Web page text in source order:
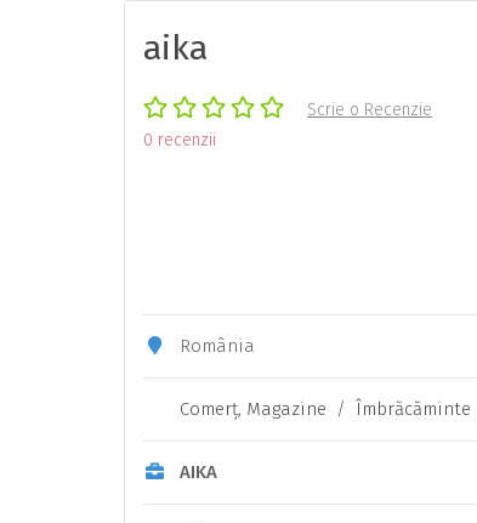
aika
Scrie o Recenzie
0 recenzii
România
Comerţ, Magazine / Îmbrăcăminte
AIKA